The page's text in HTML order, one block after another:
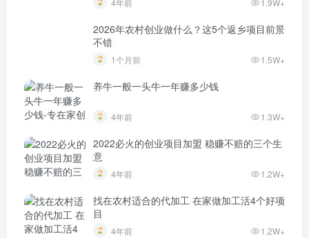
2026年农村创业做什么？这5个返乡项目前景
不错
1个月前 1.5W+
养牛一般一头牛一年赚多少钱
4年前 1.3W+
2022必火的创业项目加盟 稳赚不赔的三个生
意
4年前 1.2W+
找在农村适合的代加工 在家做加工活4个好项
目
4年前 1.2W+